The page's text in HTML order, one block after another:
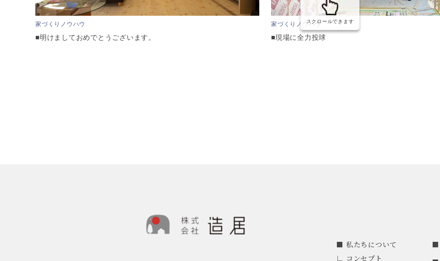
家づくりノウハウ
■明けましておめでとうございます。
家づくりノウハウ
■現場に全力投球
スクロールできます
私たちについて
コンセプト